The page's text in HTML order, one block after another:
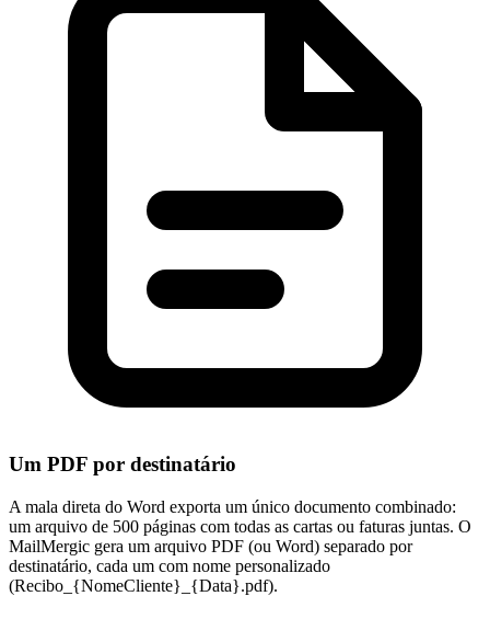
Um PDF por destinatário
A mala direta do Word exporta um único documento combinado:
um arquivo de 500 páginas com todas as cartas ou faturas juntas. O
MailMergic gera um arquivo PDF (ou Word) separado por
destinatário, cada um com nome personalizado
(Recibo_{NomeCliente}_{Data}.pdf).